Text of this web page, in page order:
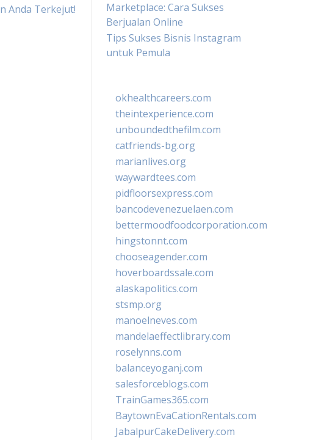
Anda Terkejut!
Marketplace: Cara Sukses
Berjualan Online
Tips Sukses Bisnis Instagram
untuk Pemula
okhealthcareers.com
theintexperience.com
unboundedthefilm.com
catfriends-bg.org
marianlives.org
waywardtees.com
pidfloorsexpress.com
bancodevenezuelaen.com
bettermoodfoodcorporation.com
hingstonnt.com
chooseagender.com
hoverboardssale.com
alaskapolitics.com
stsmp.org
manoelneves.com
mandelaeffectlibrary.com
roselynns.com
balanceyoganj.com
salesforceblogs.com
TrainGames365.com
BaytownEvaCationRentals.com
JabalpurCakeDelivery.com